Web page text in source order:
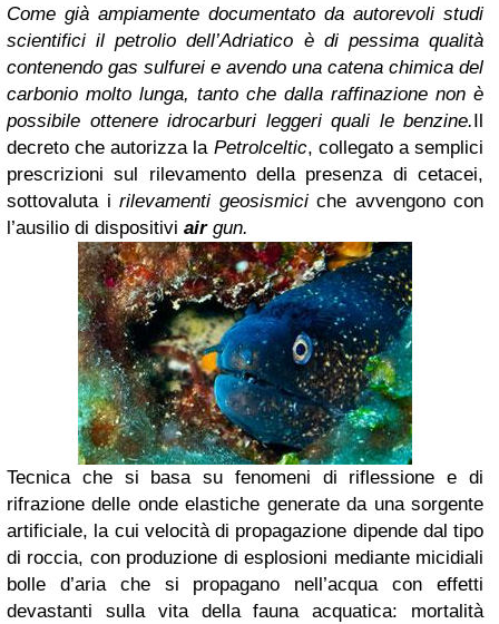
Come già ampiamente documentato da autorevoli studi
scientifici il petrolio dell’Adriatico è di pessima qualità
contenendo gas sulfurei e avendo una catena chimica del
carbonio molto lunga, tanto che dalla raffinazione non è
possibile ottenere idrocarburi leggeri quali le benzine.
decreto che autorizza la Petrolceltic, collegato a semplici
prescrizioni sul rilevamento della presenza di cetacei,
sottovaluta i rilevamenti geosismiciche avvengono con
l’ausilio di dispositivi airgun.
Tecnica che si basa su fenomeni di riflessione e di
rifrazione delle onde elastiche generate da una sorgente
artificiale, la cui velocità di propagazione dipende dal tipo
di roccia, con produzione di esplosioni mediante micidiali
bolle d’aria che si propagano nell’acqua con effetti
devastanti sulla vita della fauna acquatica: mortalità